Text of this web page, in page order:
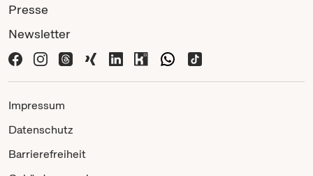
Presse
Newsletter
Impressum
Datenschutz
Barrierefreiheit